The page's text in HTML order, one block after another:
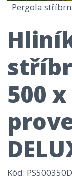
Pergola
500
Kód: PS500350D